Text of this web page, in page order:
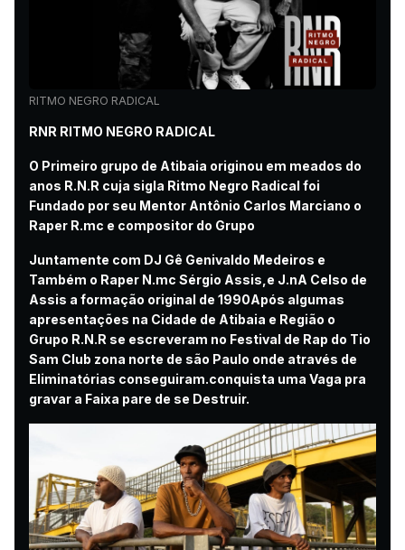
RITMO NEGRO RADICAL
RNR RITMO NEGRO RADICAL
O Primeiro grupo de Atibaia originou em meados do
anos R.N.R cuja sigla Ritmo Negro Radical foi
Fundado por seu Mentor Antônio Carlos Marciano o
Raper R.mc e compositor do Grupo
Juntamente com DJ Gê Genivaldo Medeiros e
Também o Raper N.mc Sérgio Assis,e J.nA Celso de
Assis a formação original de 1990Após algumas
apresentações na Cidade de Atibaia e Região o
Grupo R.N.R se escreveram no Festival de Rap do Tio
Sam Club zona norte de são Paulo onde através de
Eliminatórias conseguiram.conquista uma Vaga pra
gravar a Faixa pare de se Destruir.